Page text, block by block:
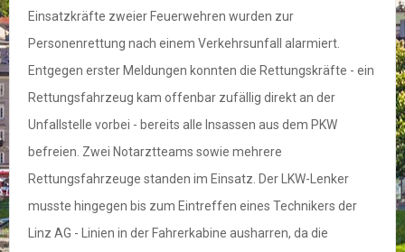
Einsatzkräfte zweier Feuerwehren wurden zur
Personenrettung nach einem Verkehrsunfall alarmiert.
Entgegen erster Meldungen konnten die Rettungskräfte - ein
Rettungsfahrzeug kam offenbar zufällig direkt an der
Unfallstelle vorbei - bereits alle Insassen aus dem PKW
befreien. Zwei Notarztteams sowie mehrere
Rettungsfahrzeuge standen im Einsatz. Der LKW-Lenker
musste hingegen bis zum Eintreffen eines Technikers der
Linz AG - Linien in der Fahrerkabine ausharren, da die